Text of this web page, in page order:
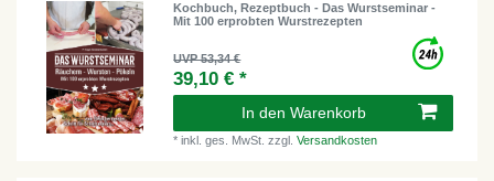
Kochbuch, Rezeptbuch - Das Wurstseminar -
Mit 100 erprobten Wurstrezepten
UVP 53,34 €
39,10 € *
In den Warenkorb
*inkl. ges. MwSt. zzgl.Versandkosten